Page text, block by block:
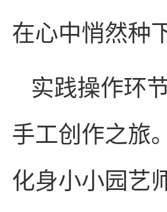
在心中悄然种
实践操作环
手工创作之旅
化身小小园艺